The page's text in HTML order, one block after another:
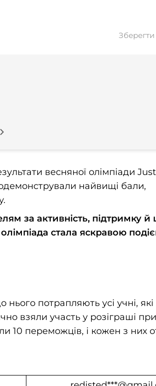
Зберегти
весняної олімпіади
найвищі бали,
за активність, підтримку
стала яскравою
потрапляють усі учні,
взяли участь у розіграші
10 переможців, і кожен з них